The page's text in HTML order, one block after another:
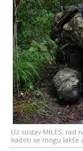
Uz sustav MILES,
kadeti se mogu lakše